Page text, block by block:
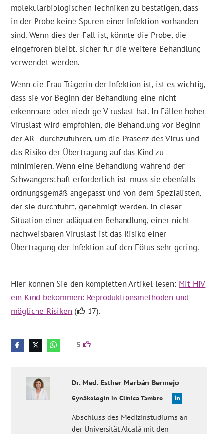
molekularbiologischen Techniken zu bestätigen, dass
in der Probe keine Spuren einer Infektion vorhanden
sind. Wenn dies der Fall ist, könnte die Probe, die
eingefroren bleibt, sicher für die weitere Behandlung
verwendet werden.
Wenn die Frau Trägerin der Infektion ist, ist es wichtig,
dass sie vor Beginn der Behandlung eine nicht
erkennbare oder niedrige Viruslast hat. In Fällen hoher
Viruslast wird empfohlen, die Behandlung vor Beginn
der ART durchzuführen, um die Präsenz des Virus und
das Risiko der Übertragung auf das Kind zu
minimieren. Wenn eine Behandlung während der
Schwangerschaft erforderlich ist, muss sie ebenfalls
ordnungsgemäß angepasst und von dem Spezialisten,
der sie durchführt, genehmigt werden. In dieser
Situation einer adäquaten Behandlung, einer nicht
nachweisbaren Viruslast ist das Risiko einer
Übertragung der Infektion auf den Fötus sehr gering.
Hier können Sie den kompletten Artikel lesen: Mit HIV
ein Kind bekommen: Reproduktionsmethoden und
mögliche Risiken ( 17).
5
Dr. Med. Esther Marbán Bermejo
Gynäkologin in Clínica Tambre
Abschluss des Medizinstudiums an
der Universität Alcalá mit den